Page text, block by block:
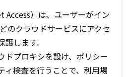
Access）は、ユーザーがイン
のクラウドサービスにアクセ
します。
ドプロキシを設け、ポリシー
ィ検査を行うことで、利用場